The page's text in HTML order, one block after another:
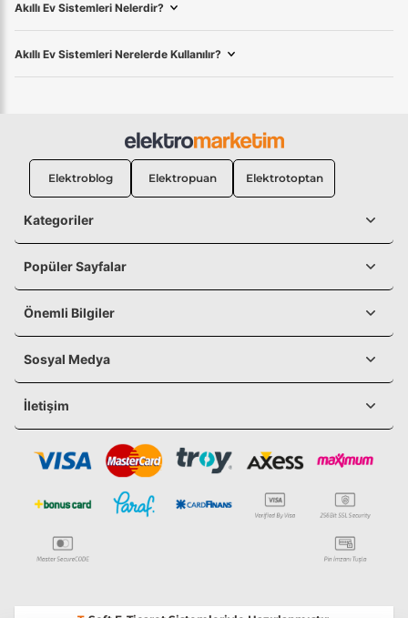
Akıllı Ev Sistemleri Nelerdir?
Akıllı Ev Sistemleri Nerelerde Kullanılır?
Elektroblog Elektropuan Elektrotoptan
Kategoriler
Popüler Sayfalar
Önemli Bilgiler
Sosyal Medya
İletişim